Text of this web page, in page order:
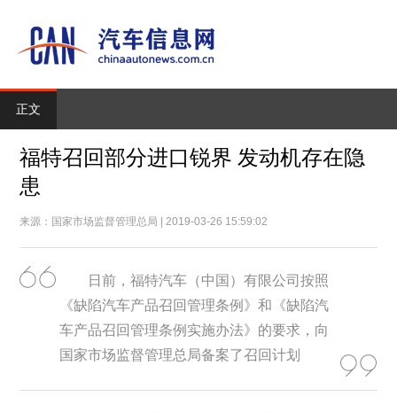
正文
福特召回部分进口锐界 发动机存在隐
患
来源：国家市场监督管理总局 | 2019-03-26 15:59:02
日前，福特汽车（中国）有限公司按照
《缺陷汽车产品召回管理条例》和《缺陷汽
车产品召回管理条例实施办法》的要求，向
国家市场监督管理总局备案了召回计划